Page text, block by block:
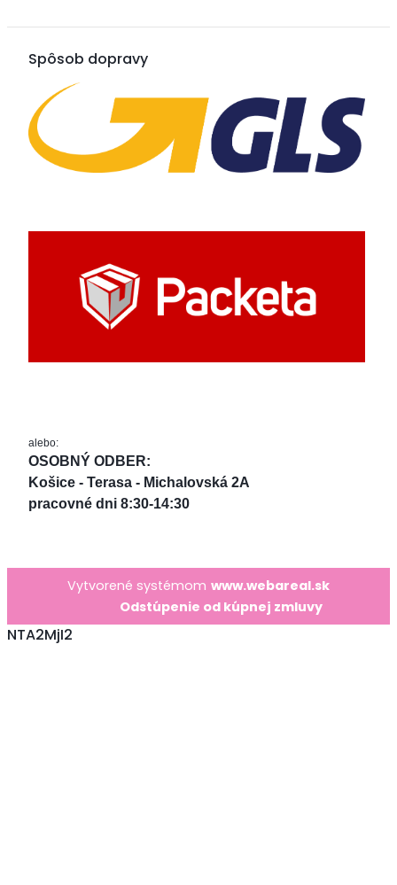
Spôsob dopravy
alebo:
OSOBNÝ ODBER:
Košice - Terasa - Michalovská 2A
pracovné dni 8:30-14:30
Vytvorené systémom www.webareal.sk
Odstúpenie od kúpnej zmluvy
NTA2MjI2